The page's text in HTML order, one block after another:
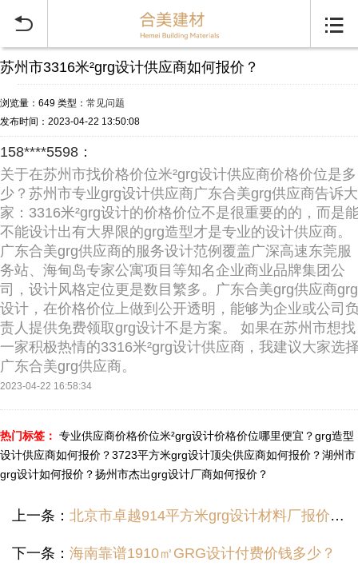
 
苏州市3316米²grg设计供应商如何报价？
浏览量：649 类型： 常见问题
发布时间：2023-04-22 13:50:08
158****5598：
关于在苏州市找价格价位米²grg设计供应商价格价位是多
少？苏州市专业grg设计供应商广东合美grg供应商告诉大
家：3316米²grg设计的价格价位不是很重要的的，而是
不能设计出有大界限的grg造型才是专业的设计供应商。
广东合美grg供应商的服务设计范例覆盖广深高速东莞服
务站、海甸岛专家公寓项目等知名企业商业品牌集团公
司，设计风格定位更是数目繁多。广东合美grg供应商grg
设计，在价格价位上做到公开透明，能够为企业或公司
责人提供免费领取grg设计不是方案。 如果在苏州市想找
一家积极热情的3316米²grg设计供应商，我建议大家选
广东合美grg供应商。
2023-04-22 16:58:34
热门标签： 专业供应商价格价位米²grg设计价格价位哪里便宜？grg造型
设计供应商如何报价？3723平方米grg设计顶尖供应商如何报价？湖州市
grg设计如何报价？扬州市杰出grg设计厂商如何报价？
上一条： 北京市卓越914平方米grg设计材料厂报价哪里便宜？
下一条： 海南靠谱1910㎡GRG设计付费价钱多少？